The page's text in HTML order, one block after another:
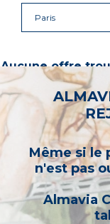
Paris
Aucune offre
d’autres mots-
Même si le
n'est pas
Almavia